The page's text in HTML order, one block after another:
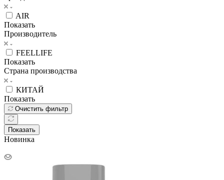
AIR
Показать
Производитель
FEELLIFE
Показать
Страна производства
КИТАЙ
Показать
Очистить фильтр
Показать
Новинка